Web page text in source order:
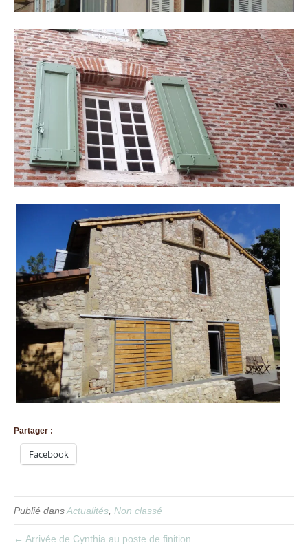
Partager :
Facebook
Publié dansActualités Non classé
← Arrivée de Cynthia au poste de finition